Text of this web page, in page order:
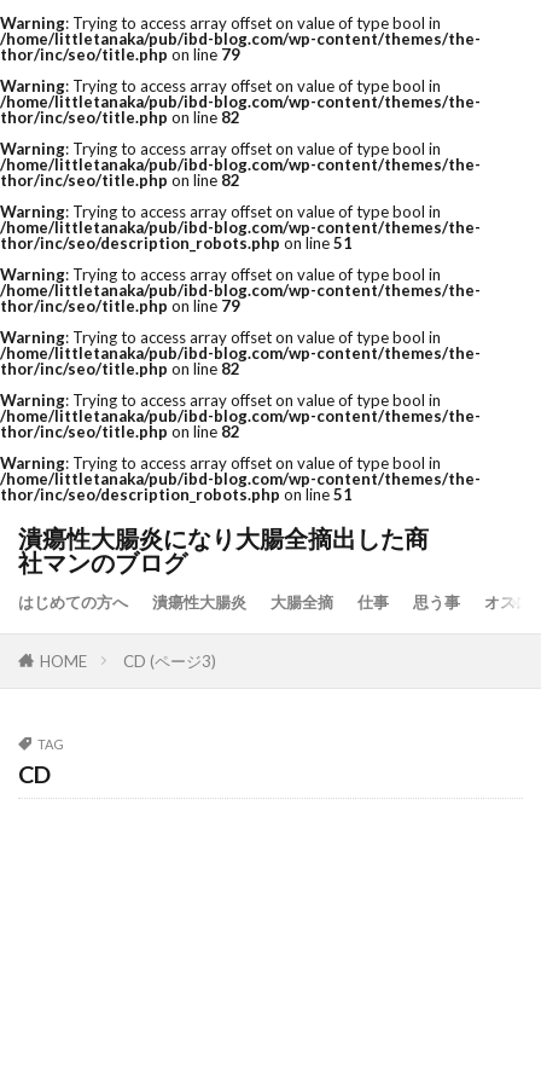
Warning: Trying to access array offset on value of type bool in
/home/littletanaka/pub/ibd-blog.com/wp-content/themes/the-
thor/inc/seo/title.php on line 79
Warning: Trying to access array offset on value of type bool in
/home/littletanaka/pub/ibd-blog.com/wp-content/themes/the-
thor/inc/seo/title.php on line 82
Warning: Trying to access array offset on value of type bool in
/home/littletanaka/pub/ibd-blog.com/wp-content/themes/the-
thor/inc/seo/title.php on line 82
Warning: Trying to access array offset on value of type bool in
/home/littletanaka/pub/ibd-blog.com/wp-content/themes/the-
thor/inc/seo/description_robots.php on line51
Warning: Trying to access array offset on value of type bool in
/home/littletanaka/pub/ibd-blog.com/wp-content/themes/the-
thor/inc/seo/title.php on line 79
Warning: Trying to access array offset on value of type bool in
/home/littletanaka/pub/ibd-blog.com/wp-content/themes/the-
thor/inc/seo/title.php on line 82
Warning: Trying to access array offset on value of type bool in
/home/littletanaka/pub/ibd-blog.com/wp-content/themes/the-
thor/inc/seo/title.php on line 82
Warning: Trying to access array offset on value of type bool in
/home/littletanaka/pub/ibd-blog.com/wp-content/themes/the-
thor/inc/seo/description_robots.php on line51
潰瘍性大腸炎になり大腸全摘出した商
社マンのブログ
はじめての方へ 潰瘍性大腸炎 大腸全摘 仕事 思う事 オスス
HOME CD (ページ3)
TAG
CD